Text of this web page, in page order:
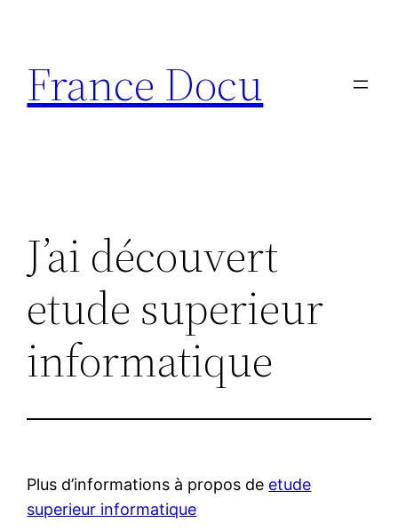
contenu
France Docu
J’ai découvert
etude superieur
informatique
Plus d’informations à propos de etude
superieur informatique